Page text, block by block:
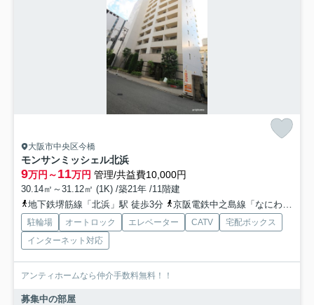
大阪市中央区今橋
モンサンミッシェル北浜
9万円～11万円 管理/共益費10,000円
30.14㎡～31.12㎡ (1K) /築21年 /11階建
地下鉄堺筋線「北浜」駅 徒歩3分
京阪電鉄中之島線「なにわ橋」駅 徒歩5分
駐輪場 オートロック エレベーター CATV
宅配ボックス
インターネット対応
アンティホームなら仲介手数料無料！！
募集中の部屋